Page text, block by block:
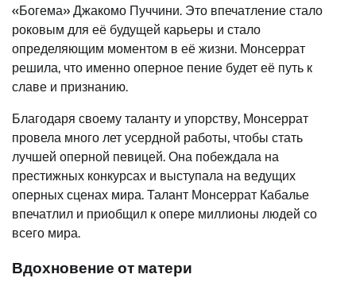
«Богема» Джакомо Пуччини. Это впечатление стало
роковым для её будущей карьеры и стало
определяющим моментом в её жизни. Монсеррат
решила, что именно оперное пение будет её путь к
славе и признанию.
Благодаря своему таланту и упорству, Монсеррат
провела много лет усердной работы, чтобы стать
лучшей оперной певицей. Она побеждала на
престижных конкурсах и выступала на ведущих
оперных сценах мира. Талант Монсеррат Кабалье
впечатлил и приобщил к опере миллионы людей со
всего мира.
Вдохновение от матери